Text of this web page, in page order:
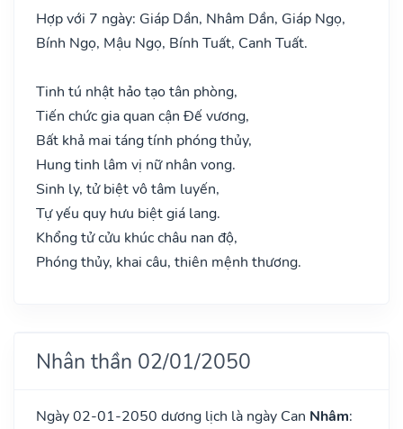
Hợp với 7 ngày: Giáp Dần, Nhâm Dần, Giáp Ngọ,
Bính Ngọ, Mậu Ngọ, Bính Tuất, Canh Tuất.
Tinh tú nhật hảo tạo tân phòng,
Tiến chức gia quan cận Đế vương,
Bất khả mai táng tính phóng thủy,
Hung tinh lâm vị nữ nhân vong.
Sinh ly, tử biệt vô tâm luyến,
Tự yếu quy hưu biệt giá lang.
Khổng tử cửu khúc châu nan độ,
Phóng thủy, khai câu, thiên mệnh thương.
Nhân thần 02/01/2050
Ngày 02-01-2050 dương lịch là ngày Can Nhâm: